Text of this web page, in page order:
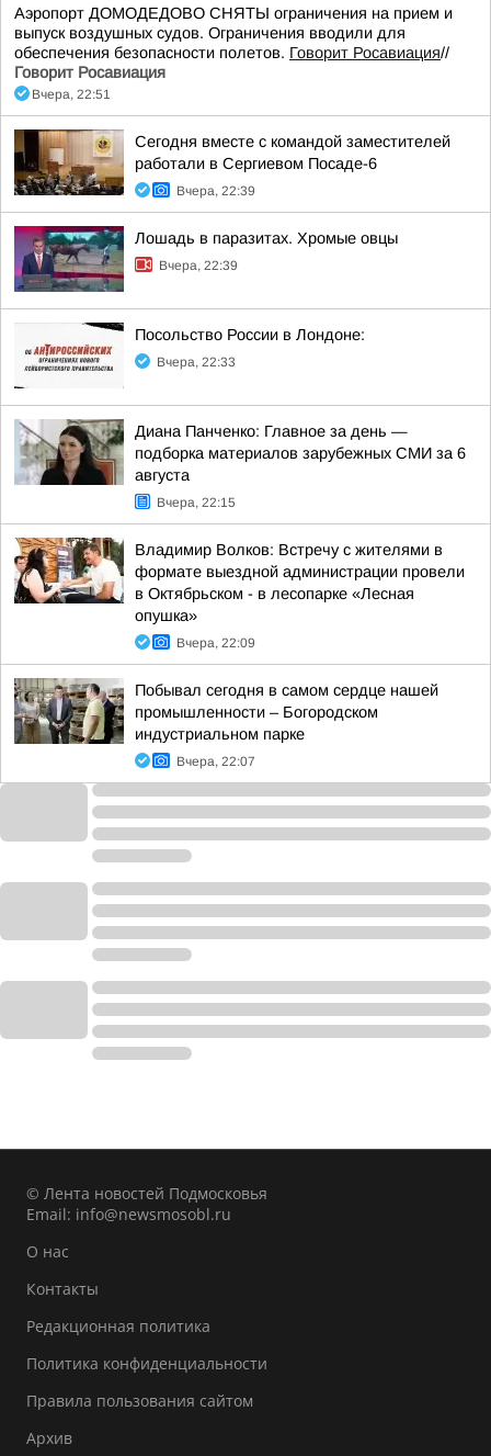
Аэропорт ДОМОДЕДОВО СНЯТЫ ограничения на прием и
выпуск воздушных судов. Ограничения вводили для
обеспечения безопасности полетов. Говорит Росавиация//
Говорит Росавиация
Вчера, 22:51
Сегодня вместе с командой заместителей
работали в Сергиевом Посаде-6
Вчера, 22:39
Лошадь в паразитах. Хромые овцы
Вчера, 22:39
Посольство России в Лондоне:
Вчера, 22:33
Диана Панченко: Главное за день —
подборка материалов зарубежных СМИ за 6
августа
Вчера, 22:15
Владимир Волков: Встречу с жителями в
формате выездной администрации провели
в Октябрьском - в лесопарке «Лесная
опушка»
Вчера, 22:09
Побывал сегодня в самом сердце нашей
промышленности – Богородском
индустриальном парке
Вчера, 22:07
© Лента новостей Подмосковья
Email: info@newsmosobl.ru
О нас
Контакты
Редакционная политика
Политика конфиденциальности
Правила пользования сайтом
Архив